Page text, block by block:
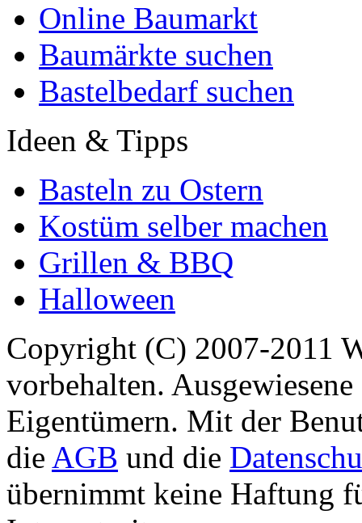
Online Baumarkt
Baumärkte suchen
Bastelbedarf suchen
Ideen & Tipps
Basteln zu Ostern
Kostüm selber machen
Grillen & BBQ
Halloween
Copyright (C) 2007-2011
vorbehalten.
Eigentümern. Mit der
die AGB und die
übernimmt keine Haftung